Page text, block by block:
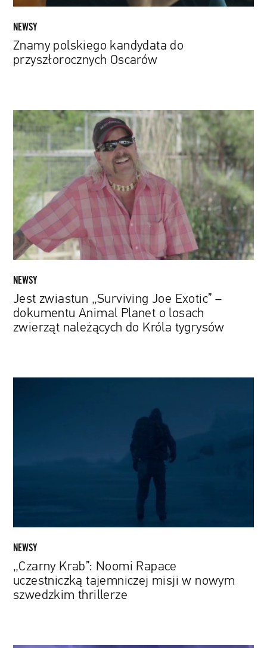
NEWSY
Znamy polskiego kandydata do
przyszłorocznych Oscarów
Jest
zwiastun
Joe
–
dokumentu
Animal
Planet
losach
zwierząt
do
Króla
tygrysów
NEWSY
Jest zwiastun „Surviving Joe Exotic” –
dokumentu Animal Planet o losach
zwierząt należących do Króla tygrysów
thrillerze
NEWSY
„Czarny Krab”: Noomi Rapace
uczestniczką tajemniczej misji w nowym
szwedzkim thrillerze